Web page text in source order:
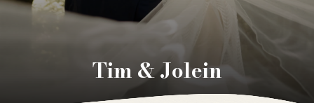
Tim & Jolein